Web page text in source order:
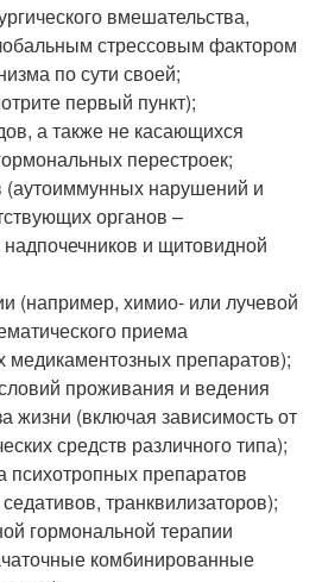
вмешательства,
стрессовым фактором
по сути своей;
первый пункт);
а также не касающихся
перестроек;
нарушений и
органов –
и щитовидной
(например, химио- или лучевой
приема
медикаментозных препаратов);
проживания и ведения
жизни (включая зависимость от
средств различного типа);
психотропных препаратов
транквилизаторов);
гормональной терапии
комбинированные